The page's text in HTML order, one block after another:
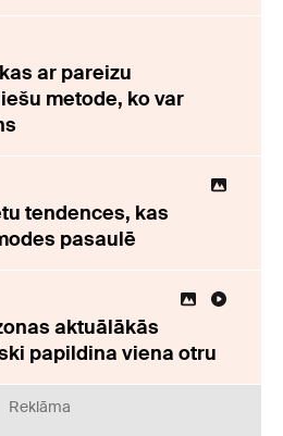
ar pareizu
metode, ko var
tendences, kas
pasaulē
aktuālākās
papildina viena otru
Reklāma